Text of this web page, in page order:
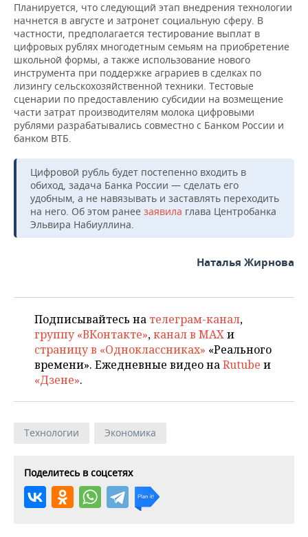
Планируется, что следующий этап внедрения технологии
начнется в августе и затронет социальную сферу. В
частности, предполагается тестирование выплат в
цифровых рублях многодетным семьям на приобретение
школьной формы, а также использование нового
инструмента при поддержке аграриев в сделках по
лизингу сельскохозяйственной техники. Тестовые
сценарии по предоставлению субсидии на возмещение
части затрат производителям молока цифровыми
рублями разрабатывались совместно с Банком России и
банком ВТБ.
Цифровой рубль будет постепенно входить в
обиход, задача Банка России — сделать его
удобным, а не навязывать и заставлять переходить
на него. Об этом ранее заявила глава Центробанка
Эльвира Набиуллина.
Наталья Жирнова
Подписывайтесь на телеграм-канал,
группу «ВКонтакте»,канал в MAXи
страницу в «Одноклассниках» «Реального
времени». Ежедневные видео наRutube и
«Дзене».
Технологии Экономика
Поделитесь в соцсетях